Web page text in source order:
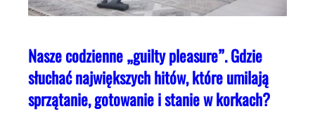
Nasze codzienne „guilty pleasure”. Gdzie
słuchać największych hitów, które umilają
sprzątanie, gotowanie i stanie w korkach?